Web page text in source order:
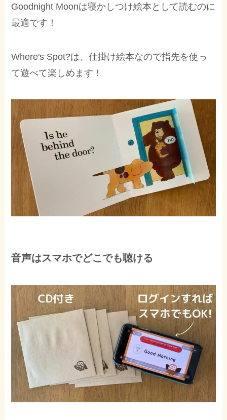
Goodnight Moonは寝かしつけ絵本として読むのに
最適です！
Where's Spot?は、仕掛け絵本なので指先を使っ
て遊べて楽しめます！
音声はスマホでどこでも聴ける